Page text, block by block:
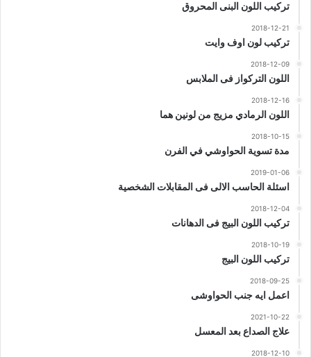
تركيب اللون البنى المحروق
2018-12-21
تركيب لون اوف وايت
2018-12-09
اللون التركواز فى الملابس
2018-12-16
اللون الرمادي مزيج من لونين هما
2018-10-15
مدة تسوية الحواوشي في الفرن
2019-01-06
اسئلة الحاسب الالى فى المقابلات الشخصية
2018-12-04
تركيب اللون البيج فى الدهانات
2018-10-19
تركيب اللون البيج
2018-09-25
اعمل ايه جنب الحواوشى
2021-10-22
علاج الصداع بعد المعسل
2018-12-10